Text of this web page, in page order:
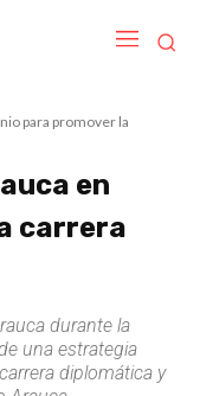
para promover la
en
carrera
durante la
una estrategia
diplomática y